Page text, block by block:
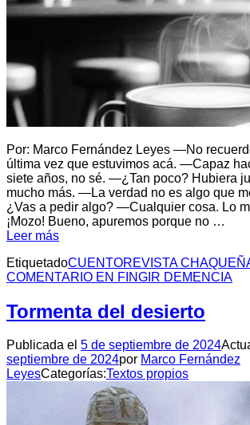
Por: Marco Fernández Leyes —No
última vez que estuvimos acá. —Capaz
siete años, no sé. —¿Tan poco? Hubiera
mucho más. —La verdad no es algo que
¿Vas a pedir algo? —Cualquier cosa. Lo
¡Mozo! Bueno, apuremos porque no …
Leer más
EtiquetadoCUENTOREVISTA
COMENTARIO EN FINGIR DEMENCIA
Tormenta del desierto
Publicada el 5 de septiembre de 2024
septiembre de 2024por Marco Fernández
LeyesCategorías:Textos propios